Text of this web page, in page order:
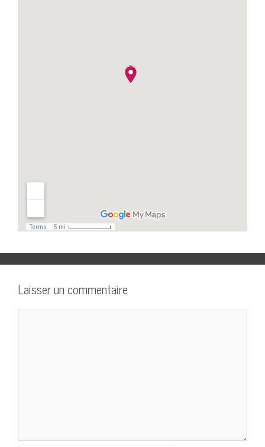
Laisser un commentaire